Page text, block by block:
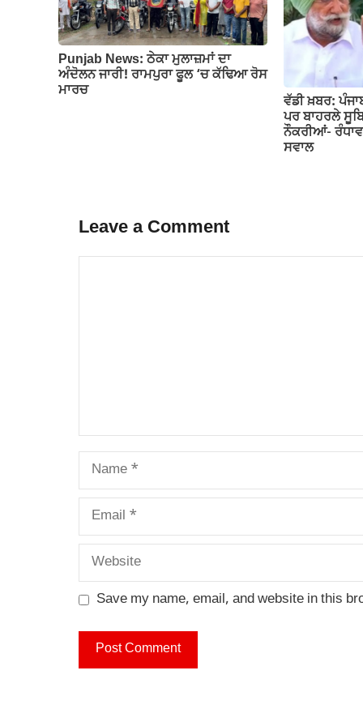
Punjab News: ਠੇਕਾ ਮੁਲਾਜ਼ਮਾਂ ਦਾ
ਅੰਦੋਲਨ ਜਾਰੀ! ਰਾਮਪੁਰਾ ਫੂਲ ‘ਚ ਕੱਢਿਆ ਰੋਸ
ਮਾਰਚ
ਵੱਡੀ ਖ਼ਬਰ:
ਪਰ ਬਾਹਰਲੇ
ਨੌਕਰੀਆਂ-
ਸਵਾਲ
Leave a Comment
Name
Email
Website
Save my name, email, and website in this